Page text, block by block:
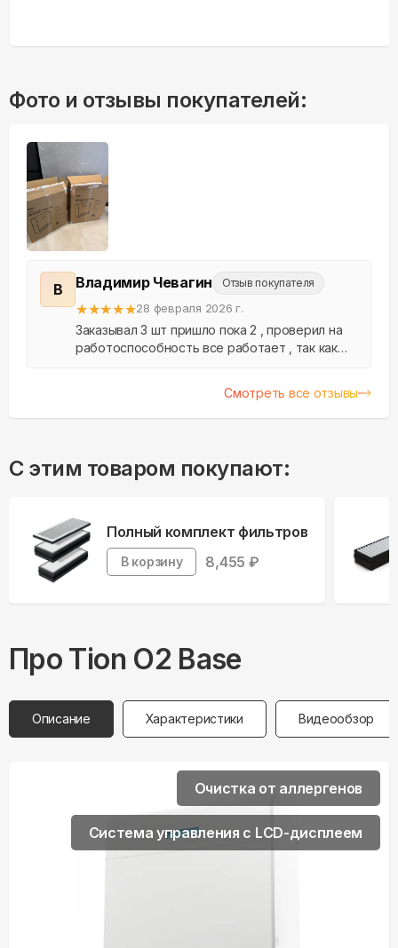
Фото и отзывы покупателей:
В Владимир Чевагин Отзыв покупателя
★★★★★28 февраля 2026 г.
Заказывал 3 шт пришло пока 2 , проверил на
работоспособность все работает , так как
Смотреть все отзывы
С этим товаром покупают:
Полный комплект фильтров
В корзину 8,455 ₽
Про Tion O2 Base
Описание Характеристики Видеообзор
Очистка от аллергенов
Система управления с LCD-дисплеем